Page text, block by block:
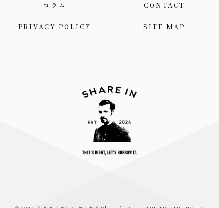
コラム CONTACT
PRIVACY POLICY SITE MAP